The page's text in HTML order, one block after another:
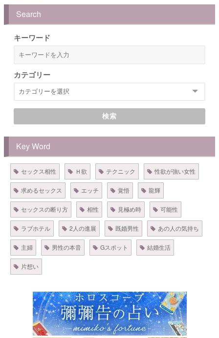
Search
キーワード
カテゴリー
検索
Key Word
セックス相性 Ｈ欲 テクニック 性欲が強い女性
求めるセックス エッチ 覚悟 龍輝
セックスの断り方 相性 見極め時 可能性
ラブホテル 2人の進展 既婚男性 あの人の気持ち
主婦 男性の本音 Gスポット 結婚生活
片想い